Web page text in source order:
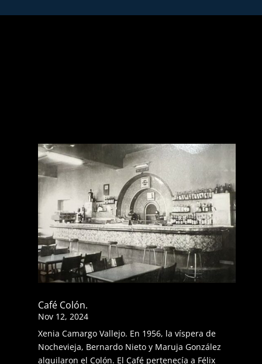
Café Colón.
Nov 12, 2024
Xenia Camargo Vallejo. En 1956, la víspera de
Nochevieja, Bernardo Nieto y Maruja González
alquilaron el Colón. El Café pertenecía a Félix